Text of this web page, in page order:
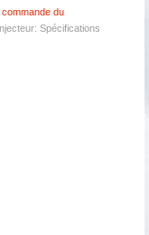
du
Spécifications